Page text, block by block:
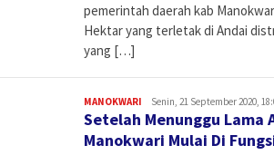
pemerintah daerah kab
Hektar yang terletak di Andai
yang […]
MANOKWARI Admin
Senin, 21 September 2020,
Setelah Menunggu Lama
Manokwari Mulai Di